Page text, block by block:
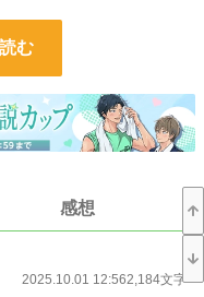
め、湊が守りたい場所を盾に、
心がない」と軽蔑する湊。
くに潜む「孤独」に触れてしま
む
感想
2025.10.01 12:562,184文字